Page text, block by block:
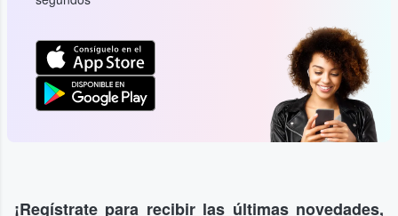
¡Regístrate para recibir las últimas novedades,